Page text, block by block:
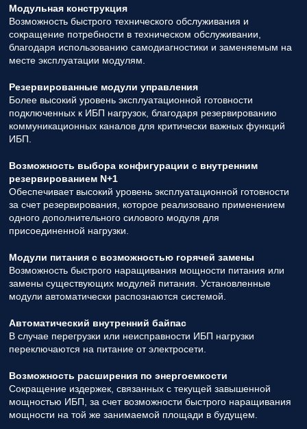
Модульная конструкция
Возможность быстрого технического обслуживания и
сокращение потребности в техническом обслуживании,
благодаря использованию самодиагностики и заменяемым на
месте эксплуатации модулям.
Резервированные модули управления
Более высокий уровень эксплуатационной готовности
подключенных к ИБП нагрузок, благодаря резервированию
коммуникационных каналов для критически важных функций
ИБП.
Возможность выбора конфигурации с внутренним
резервированием N+1
Обеспечивает высокий уровень эксплуатационной готовности
за счет резервирования, которое реализовано применением
одного дополнительного силового модуля для
присоединенной нагрузки.
Модули питания с возможностью горячей замены
Возможность быстрого наращивания мощности питания или
замены существующих модулей питания. Установленные
модули автоматически распознаются системой.
Автоматический внутренний байпас
В случае перегрузки или неисправности ИБП нагрузки
переключаются на питание от электросети.
Возможность расширения по энергоемкости
Сокращение издержек, связанных с текущей завышенной
мощностью ИБП, за счет возможности быстрого наращивания
мощности на той же занимаемой площади в будущем.